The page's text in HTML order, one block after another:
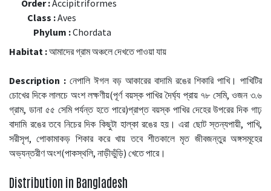
Order :Accipitriformes
Class :Aves
Phylum :Chordata
Habitat :আমাদের গ্রাম অঞ্চলে দেখতে পাওয়া যায়
Description : নেপালি ঈগল বড় আকারের বাদামি রঙের শিকারি পাখি। পাখিটির
চোখের দিকে লালচে অংশ লক্ষণীয়(পূর্ণ বয়স্ক পাখির দৈর্ঘ্য প্রায় ৭৮ সেমি, ওজন ৩.৬
গ্রাম, ডানা ৫৫ সেমি পর্যন্ত হতে পারে)প্রাপ্ত বয়স্ক পাখির দেহের উপরের দিক গাঢ়
বাদামি রঙের তবে নিচের দিক কিছুটা হাল্কা রঙের হয়। এরা ছোট স্তন্যপায়ী, পাখি,
সরীসৃপ, পোকামাকড় শিকার করে খায় তবে শীতকালে মৃত জীবজন্তুর অঙ্গসমূহের
অভ্যন্তরীণ অংশ(পাকস্থলি, নাড়ীভুঁড়ি) খেতে পারে।
Distribution in Bangladesh